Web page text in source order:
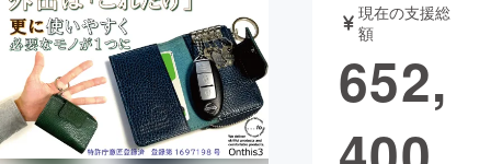
テクノロジー・ガジェット
映像・映画 書籍・雑誌
ビジネス・起業 チャレンジ
現在の支援総
額
652,